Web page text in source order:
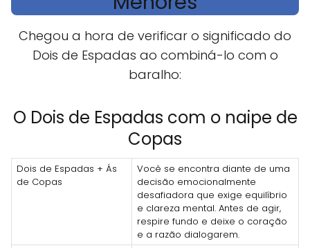
Chegou a hora de verificar o significado do
Dois de Espadas ao combiná-lo com o
baralho:
O Dois de Espadas com o naipe de
Copas
Dois de Espadas + Ás
de Copas
Você se encontra diante de uma
decisão emocionalmente
desafiadora que exige equilíbrio
e clareza mental. Antes de agir,
respire fundo e deixe o coração
e a razão dialogarem.